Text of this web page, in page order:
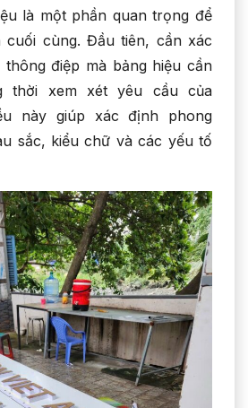
là một phần quan trọng để
cuối cùng. Đầu tiên, cần xác
điệp mà bảng hiệu cần
thời xem xét yêu cầu của
này giúp xác định phong
sắc, kiểu chữ và các yếu tố